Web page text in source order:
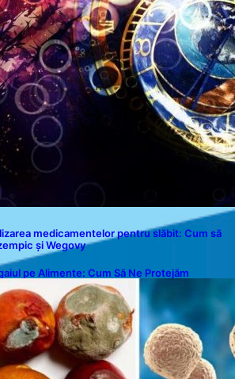
medicamentelor pentru slăbit: Cum să
și Wegovy
pe Alimente: Cum Să Ne Protejăm